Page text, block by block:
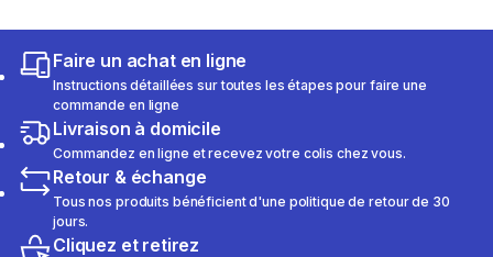
Faire un achat en ligne
Instructions détaillées sur toutes les étapes pour faire une
commande en ligne
Livraison à domicile
Commandez en ligne et recevez votre colis chez vous.
Retour & échange
Tous nos produits bénéficient d'une politique de retour de 30
jours.
Cliquez et retirez